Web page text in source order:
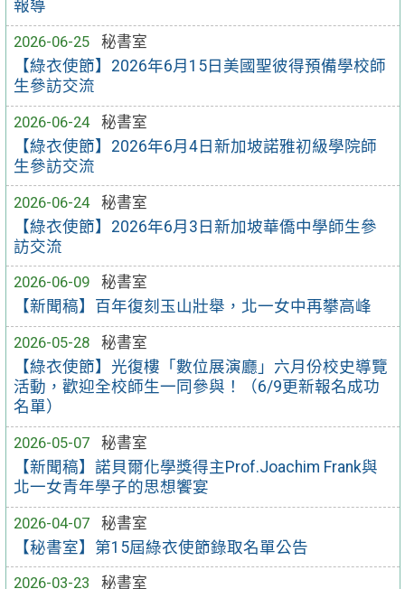
報導
2026-06-25
秘書室
【綠衣使節】2026年6月15日美國聖彼得預備學校師
生參訪交流
2026-06-24
秘書室
【綠衣使節】2026年6月4日新加坡諾雅初級學院師
生參訪交流
2026-06-24
秘書室
【綠衣使節】2026年6月3日新加坡華僑中學師生參
訪交流
2026-06-09
秘書室
【新聞稿】百年復刻玉山壯舉，北一女中再攀高峰
2026-05-28
秘書室
【綠衣使節】光復樓「數位展演廳」六月份校史導覽
活動，歡迎全校師生一同參與！（6/9更新報名成功
名單）
2026-05-07
秘書室
【新聞稿】諾貝爾化學獎得主Prof.Joachim Frank與
北一女青年學子的思想饗宴
2026-04-07
秘書室
【秘書室】第15屆綠衣使節錄取名單公告
2026-03-23
秘書室